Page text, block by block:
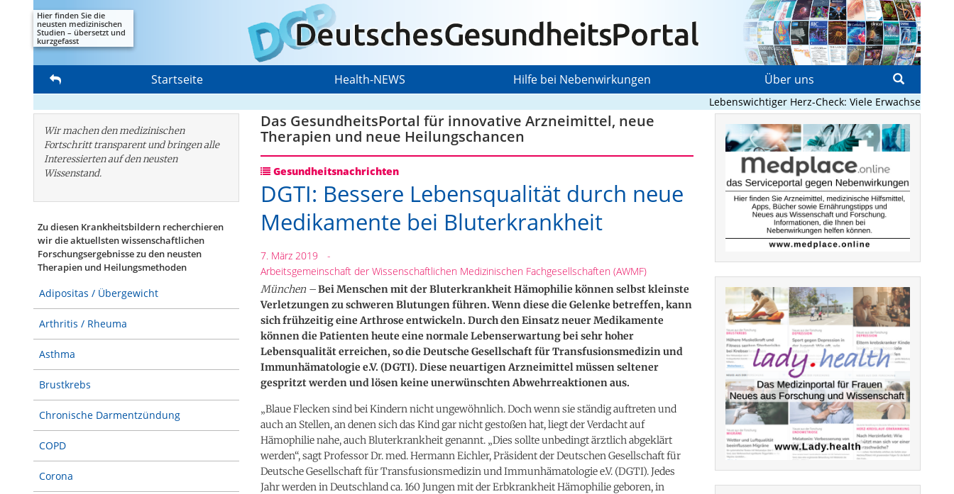
Hier finden Sie die
neusten medizinischen
Studien – übersetzt und
kurzgefasst
Startseite Health-NEWS Hilfe bei Nebenwirkungen Über uns
Lebenswichtiger Herz-Check: Viele Erwachsene mit
Wir machen den medizinischen
Fortschritt transparent und bringen alle
Interessierten auf den neusten
Wissenstand.
Zu diesen Krankheitsbildern recherchieren
wir die aktuellsten wissenschaftlichen
Forschungs­ergebnisse zu den neusten
Therapien und Heilungsmethoden
Adipositas / Übergewicht
Arthritis / Rheuma
Asthma
Brustkrebs
Chronische Darmentzündung
COPD
Corona
Das GesundheitsPortal für innovative Arzneimittel, neue
Therapien und neue Heilungschancen
Gesundheitsnachrichten
DGTI: Bessere Lebensqualität durch neue
Medikamente bei Bluterkrankheit
7. März 2019
-
Arbeitsgemeinschaft der Wissenschaftlichen Medizinischen Fachgesellschaften (AWMF)
München –Bei Menschen mit der Bluterkrankheit Hämophilie können selbst kleinste
Verletzungen zu schweren Blutungen führen. Wenn diese die Gelenke betreffen, kann
sich frühzeitig eine Arthrose entwickeln. Durch den Einsatz neuer Medikamente
können die Patienten heute eine normale Lebenserwartung bei sehr hoher
Lebensqualität erreichen, so die Deutsche Gesellschaft für Transfusionsmedizin und
Immunhämatologie e.V. (DGTI). Diese neuartigen Arzneimittel müssen seltener
gespritzt werden und lösen keine unerwünschten Abwehrreaktionen aus.
„Blaue Flecken sind bei Kindern nicht ungewöhnlich. Doch wenn sie ständig auftreten und
auch an Stellen, an denen sich das Kind gar nicht gestoßen hat, liegt der Verdacht auf
Hämophilie nahe, auch Bluterkrankheit genannt. „Dies sollte unbedingt ärztlich abgeklärt
werden“, sagt Professor Dr. med. Hermann Eichler, Präsident der Deutschen Gesellschaft für
Deutsche Gesellschaft für Transfusionsmedizin und Immunhämatologie e.V. (DGTI). Jedes
Jahr werden in Deutschland ca. 160 Jungen mit der Erbkrankheit Hämophilie geboren, in